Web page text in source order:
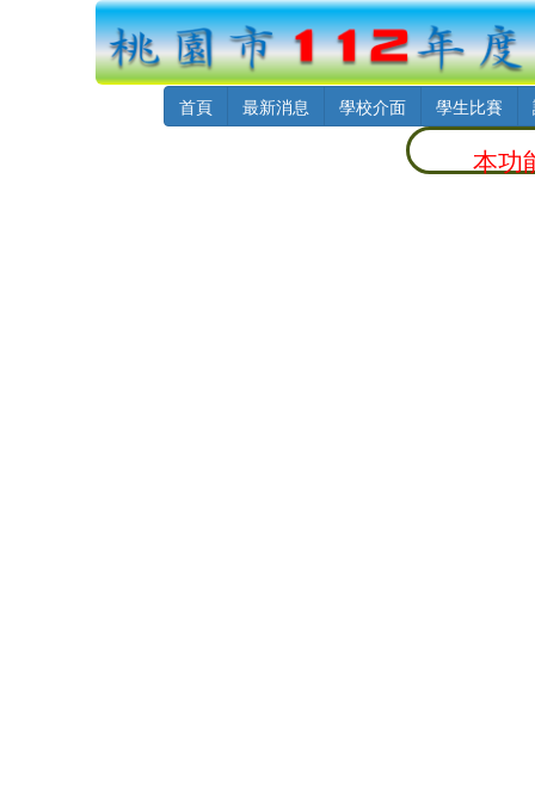
首頁 最新消息 學校介面 學生比賽
本功